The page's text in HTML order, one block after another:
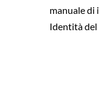
manuale di
Identità del